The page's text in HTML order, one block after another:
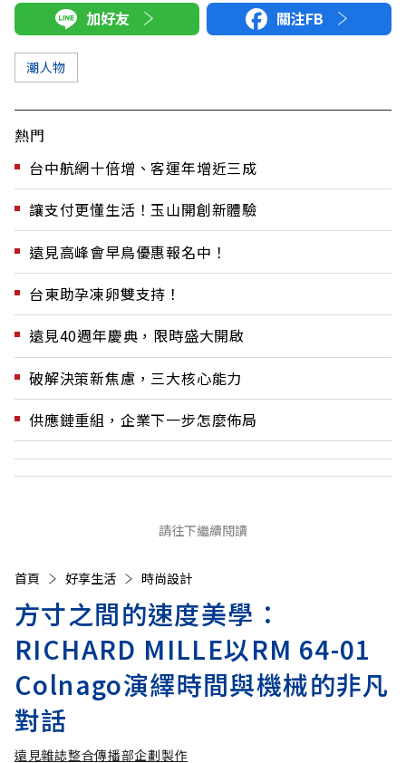
加好友 關注FB
潮人物
熱門
台中航網十倍增、客運年增近三成
讓支付更懂生活！玉山開創新體驗
遠見高峰會早鳥優惠報名中！
台東助孕凍卵雙支持！
遠見40週年慶典，限時盛大開啟
破解決策新焦慮，三大核心能力
供應鏈重組，企業下一步怎麼佈局
請往下繼續閱讀
首頁 好享生活 時尚設計
方寸之間的速度美學：
RICHARD MILLE以RM 64-01
Colnago演繹時間與機械的非凡
對話
遠見雜誌整合傳播部企劃製作